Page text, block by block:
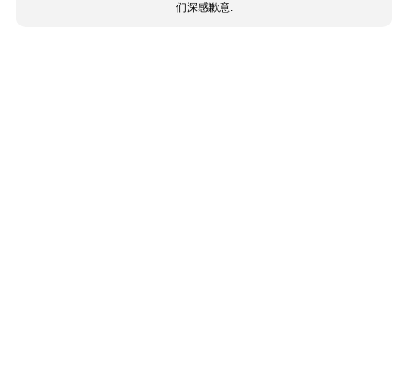
们深感歉意.